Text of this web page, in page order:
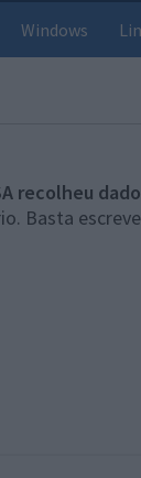
Windows
recolheu
Basta